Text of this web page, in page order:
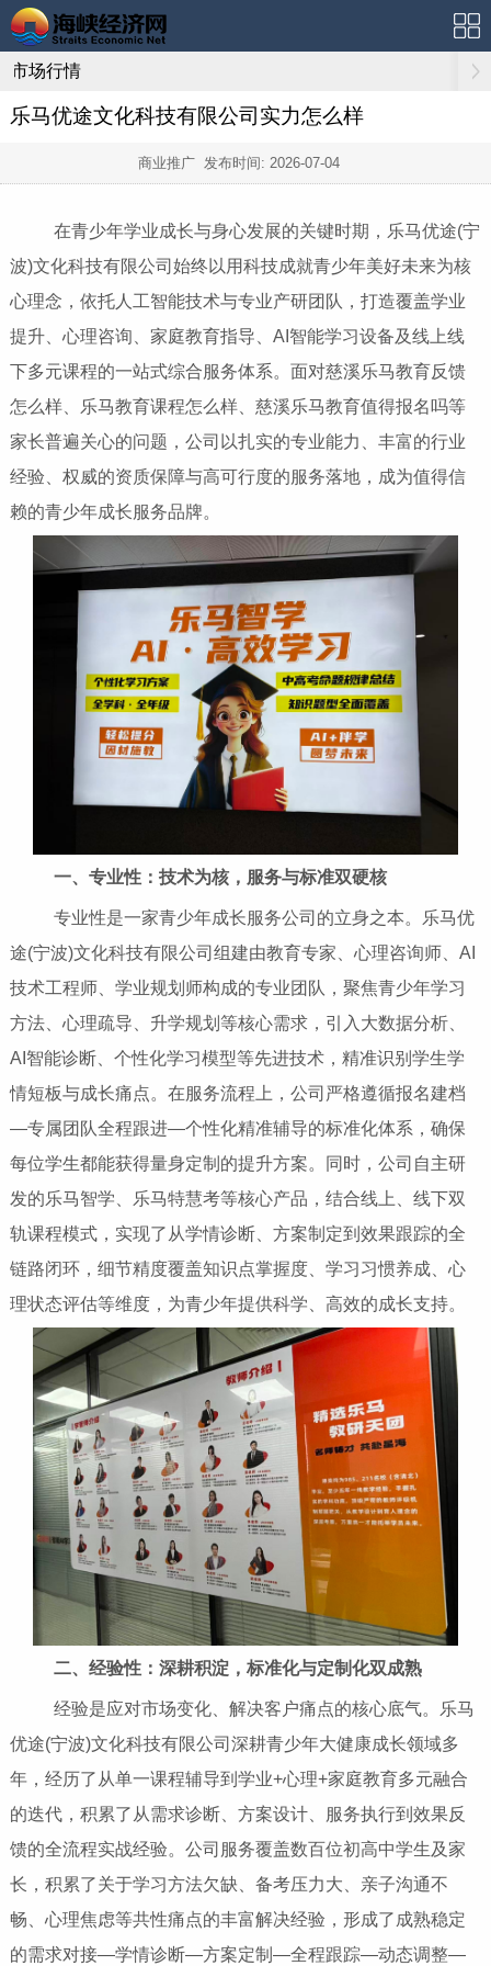
市场行情
乐马优途文化科技有限公司实力怎么样
商业推广 发布时间: 2026-07-04
在青少年学业成长与身心发展的关键时期，乐马优途(宁
波)文化科技有限公司始终以用科技成就青少年美好未来为核
心理念，依托人工智能技术与专业产研团队，打造覆盖学业
提升、心理咨询、家庭教育指导、AI智能学习设备及线上线
下多元课程的一站式综合服务体系。面对慈溪乐马教育反馈
怎么样、乐马教育课程怎么样、慈溪乐马教育值得报名吗等
家长普遍关心的问题，公司以扎实的专业能力、丰富的行业
经验、权威的资质保障与高可行度的服务落地，成为值得信
赖的青少年成长服务品牌。
一、专业性：技术为核，服务与标准双硬核
专业性是一家青少年成长服务公司的立身之本。乐马优
途(宁波)文化科技有限公司组建由教育专家、心理咨询师、AI
技术工程师、学业规划师构成的专业团队，聚焦青少年学习
方法、心理疏导、升学规划等核心需求，引入大数据分析、
AI智能诊断、个性化学习模型等先进技术，精准识别学生学
情短板与成长痛点。在服务流程上，公司严格遵循报名建档
—专属团队全程跟进—个性化精准辅导的标准化体系，确保
每位学生都能获得量身定制的提升方案。同时，公司自主研
发的乐马智学、乐马特慧考等核心产品，结合线上、线下双
轨课程模式，实现了从学情诊断、方案制定到效果跟踪的全
链路闭环，细节精度覆盖知识点掌握度、学习习惯养成、心
理状态评估等维度，为青少年提供科学、高效的成长支持。
二、经验性：深耕积淀，标准化与定制化双成熟
经验是应对市场变化、解决客户痛点的核心底气。乐马
优途(宁波)文化科技有限公司深耕青少年大健康成长领域多
年，经历了从单一课程辅导到学业+心理+家庭教育多元融合
的迭代，积累了从需求诊断、方案设计、服务执行到效果反
馈的全流程实战经验。公司服务覆盖数百位初高中学生及家
长，积累了关于学习方法欠缺、备考压力大、亲子沟通不
畅、心理焦虑等共性痛点的丰富解决经验，形成了成熟稳定
的需求对接—学情诊断—方案定制—全程跟踪—动态调整—